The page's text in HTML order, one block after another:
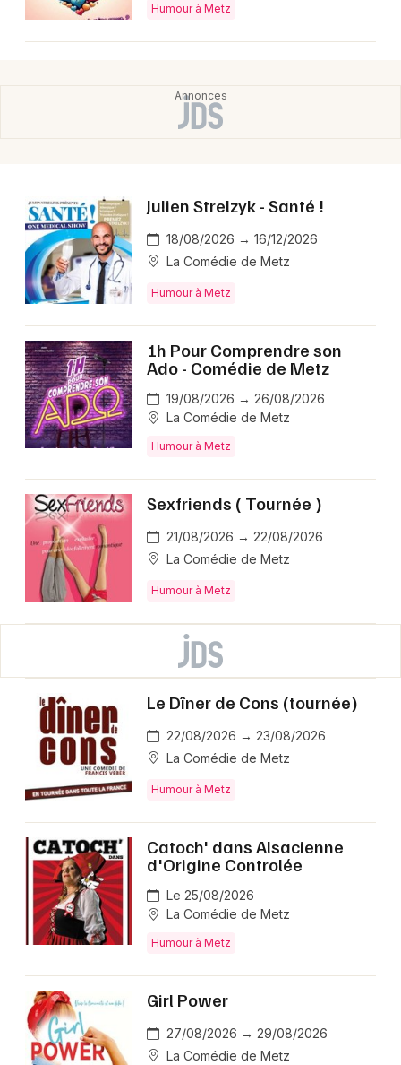
Humour à Metz
Julien Strelzyk - Santé !
18/08/2026 → 16/12/2026
La Comédie de Metz
Humour à Metz
1h Pour Comprendre son
Ado - Comédie de Metz
19/08/2026 → 26/08/2026
La Comédie de Metz
Humour à Metz
Sexfriends ( Tournée )
21/08/2026 → 22/08/2026
La Comédie de Metz
Humour à Metz
Le Dîner de Cons (tournée)
22/08/2026 → 23/08/2026
La Comédie de Metz
Humour à Metz
Catoch' dans Alsacienne
d'Origine Controlée
Le 25/08/2026
La Comédie de Metz
Humour à Metz
Girl Power
27/08/2026 → 29/08/2026
La Comédie de Metz